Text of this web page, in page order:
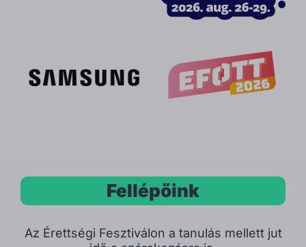
Fellépőink
Az Érettségi Fesztiválon a tanulás mellett jut